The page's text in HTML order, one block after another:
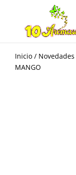
Inicio / Novedades
MANGO